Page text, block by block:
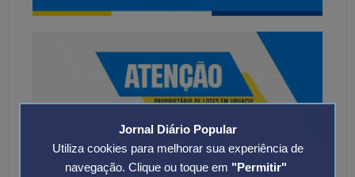
Jornal Diário Popular
Utiliza cookies para melhorar sua experiência de
navegação. Clique ou toque em "Permitir"